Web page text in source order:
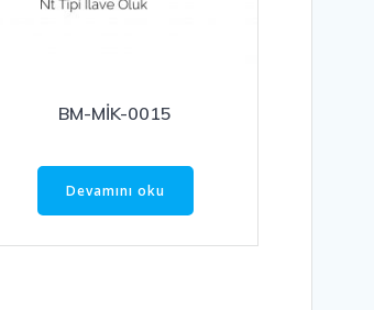
BM-MİK-0015
Devamını oku